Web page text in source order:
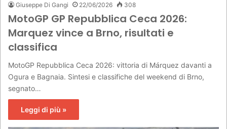
Giuseppe Di Gangi 22/06/2026 308
MotoGP GP Repubblica Ceca 2026:
Marquez vince a Brno, risultati e
classifica
MotoGP Repubblica Ceca 2026: vittoria di Márquez davanti a
Ogura e Bagnaia. Sintesi e classifiche del weekend di Brno,
segnato…
Leggi di più »